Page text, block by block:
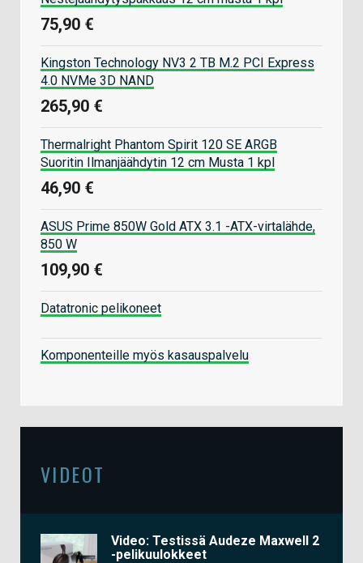
75,90 €
Kingston Technology NV3 2 TB M.2 PCI Express
4.0 NVMe 3D NAND
265,90 €
Thermalright Phantom Spirit 120 SE ARGB
Suoritin Ilmanjäähdytin 12 cm Musta 1 kpl
46,90 €
ASUS Prime 850W Gold ATX 3.1 -ATX-virtalähde,
850 W
109,90 €
Datatronic pelikoneet
Komponenteille myös kasauspalvelu
VIDEOT
Video: Testissä Audeze Maxwell 2
-pelikuulokkeet